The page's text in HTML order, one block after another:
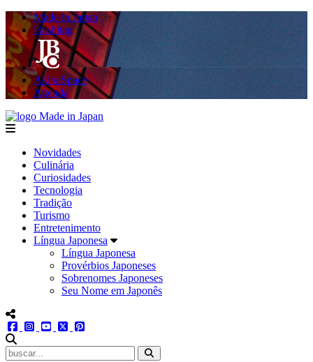
Made in Japan
Hashitag
AkibaSpace
Agenda
menu
Novidades
Culinária
Curiosidades
Tecnologia
Tradição
Turismo
Entretenimento
Língua Japonesa
Língua Japonesa
Provérbios Japoneses
Sobrenomes Japoneses
Seu Nome em Japonês
menu redes social
facebookinstagram
youtube
twitter